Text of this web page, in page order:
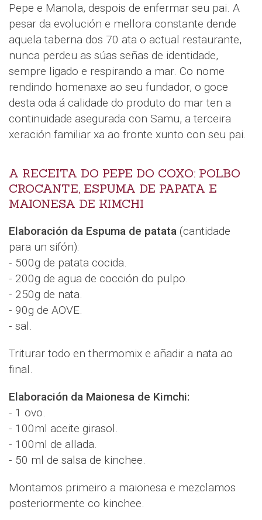
Pepe e Manola, despois de enfermar seu pai. A
pesar da evolución e mellora constante dende
aquela taberna dos 70 ata o actual restaurante,
nunca perdeu as súas señas de identidade,
sempre ligado e respirando a mar. Co nome
rendindo homenaxe ao seu fundador, o goce
desta oda á calidade do produto do mar ten a
continuidade asegurada con Samu, a terceira
xeración familiar xa ao fronte xunto con seu pai.
A RECEITA DO PEPE DO COXO: POLBO
CROCANTE, ESPUMA DE PAPATA E
MAIONESA DE KIMCHI
Elaboración da Espuma de patata (cantidade
para un sifón):
- 500g de patata cocida.
- 200g de agua de cocción do pulpo.
- 250g de nata.
- 90g de AOVE.
- sal.
Triturar todo en thermomix e añadir a nata ao
final.
Elaboración da Maionesa de Kimchi:
- 1 ovo.
- 100ml aceite girasol.
- 100ml de allada.
- 50 ml de salsa de kinchee.
Montamos primeiro a maionesa e mezclamos
posteriormente co kinchee.